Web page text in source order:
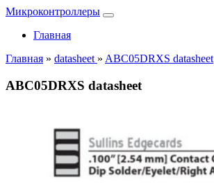
Микроконтроллеры
Главная
Главная » datasheet » ABC05DRXS datasheet
ABC05DRXS datasheet